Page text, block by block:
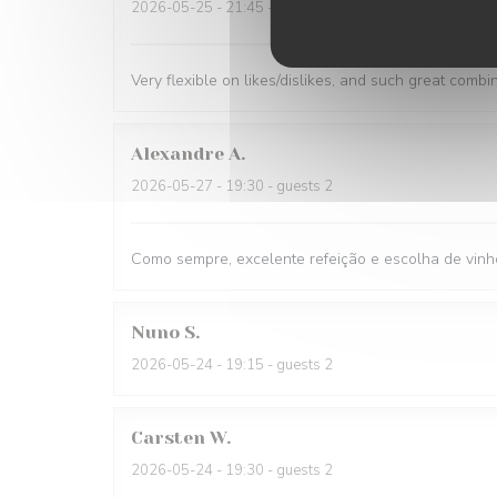
2026-05-25 - 21:45 - guests 1
Very flexible on likes/dislikes, and such great
Alexandre A
2026-05-27 - 19:30 - guests 2
Como sempre, excelente refeição e escolha de
Nuno S
2026-05-24 - 19:15 - guests 2
Carsten W
2026-05-24 - 19:30 - guests 2